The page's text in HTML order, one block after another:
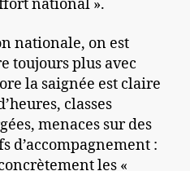
national ».
on est
toujours plus avec
la saignée est claire
classes
menaces sur des
d’accompagnement :
les «